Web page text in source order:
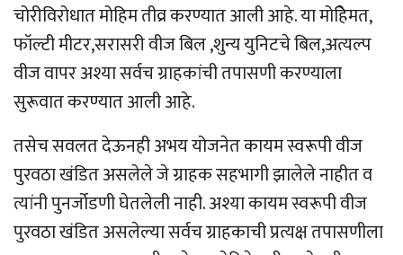
चोरीविरोधात मोहिम तीव्र करण्यात आली आहे. या मोहिेमत,
फॉल्टी मीटर,सरासरी वीज बिल ,शुन्य युनिटचे बिल,अत्यल्प
वीज वापर अश्या सर्वच ग्राहकांची तपासणी करण्याला
सुरूवात करण्यात आली आहे.
तसेच सवलत देऊनही अभय योजनेत कायम स्वरूपी वीज
पुरवठा खंडित असलेले जे ग्राहक सहभागी झालेले नाहीत व
त्यांनी पुनर्जोडणी घेतलेली नाही. अश्या कायम स्वरूपी वीज
पुरवठा खंडित असलेल्या सर्वच ग्राहकाची प्रत्यक्ष तपासणीला